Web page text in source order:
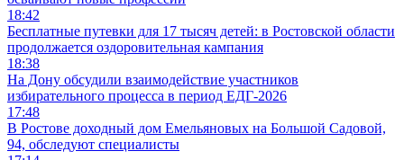
18:42
Бесплатные путевки для 17 тысяч детей: в Ростовской области
продолжается оздоровительная кампания
18:38
На Дону обсудили взаимодействие участников
избирательного процесса в период ЕДГ-2026
17:48
В Ростове доходный дом Емельяновых на Большой Садовой,
94, обследуют специалисты